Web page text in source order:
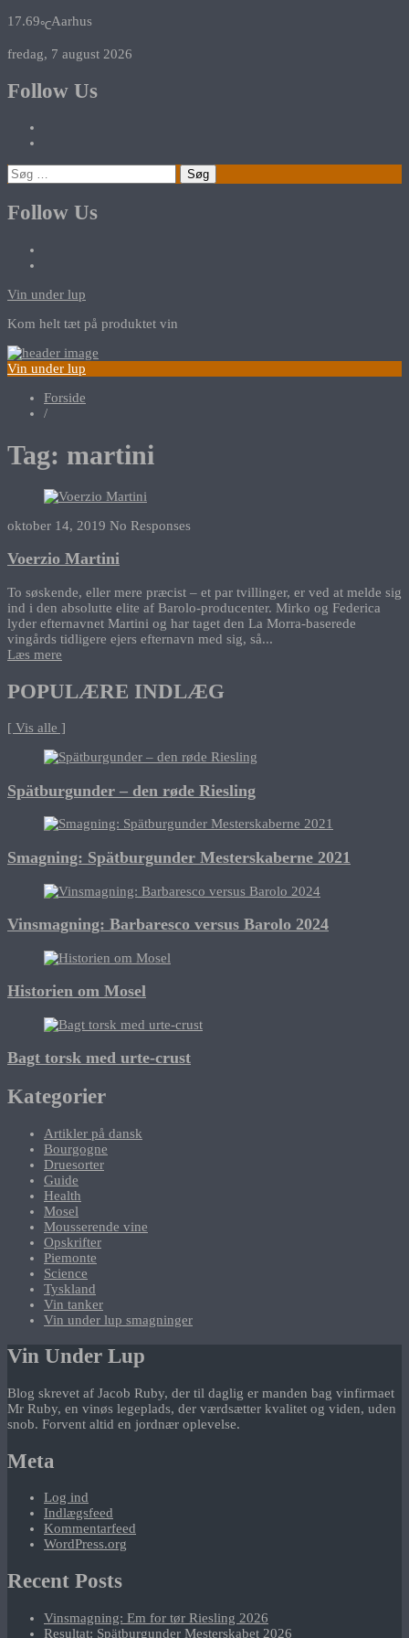
17.69℃Aarhus
fredag, 7 august 2026
Follow Us
Søg
efter:
Follow Us
Vin under lup
Kom helt tæt på produktet vin
Vin under lup
Forside
/
Tag: martini
oktober 14, 2019 No Responses
Voerzio Martini
To søskende, eller mere præcist – et par tvillinger, er ved at melde sig
ind i den absolutte elite af Barolo-producenter. Mirko og Federica
lyder efternavnet Martini og har taget den La Morra-baserede
vingårds tidligere ejers efternavn med sig, så...
Læs mere
POPULÆRE INDLÆG
[ Vis alle ]
Spätburgunder – den røde Riesling
Smagning: Spätburgunder Mesterskaberne 2021
Vinsmagning: Barbaresco versus Barolo 2024
Historien om Mosel
Bagt torsk med urte-crust
Kategorier
Artikler på dansk
Bourgogne
Druesorter
Guide
Health
Mosel
Mousserende vine
Opskrifter
Piemonte
Science
Tyskland
Vin tanker
Vin under lup smagninger
Vin Under Lup
Blog skrevet af Jacob Ruby, der til daglig er manden bag vinfirmaet
Mr Ruby, en vinøs legeplads, der værdsætter kvalitet og viden, uden
snob. Forvent altid en jordnær oplevelse.
Meta
Log ind
Indlægsfeed
Kommentarfeed
WordPress.org
Recent Posts
Vinsmagning: Em for tør Riesling 2026
Resultat: Spätburgunder Mesterskabet 2026